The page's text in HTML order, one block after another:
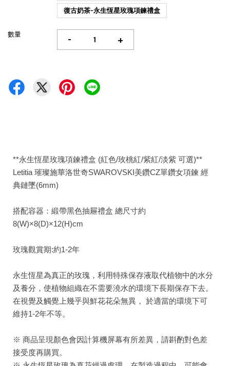
復古奶茶-永生恆星玫瑰項鍊禮盒
數量 - +
**永生恆星玫瑰項鍊禮盒 (紅色/玫桃紅/紫紅/淡紫 可選)**
Letitia 璀璨施華洛世奇SWAROVSKI美鑽CZ單鑽女項鍊 經
典鏈墜(6mm)
搭配容器：緞帶黑色抽屜禮盒 總尺寸約
8(W)×8(D)×12(H)cm
玫瑰觀賞期:約1-2年
永生恆星為真正的玫瑰，利用特殊保存液取代植物中的水分
及養分，使植物組織在不需要澆水的環境下長期保存下去。
在視覺及觸覺上幾乎與鮮花花朵無異， 於適當的環境下可
維持1-2年不等。
※ 商品呈現顏色會因計算機屏幕有所差異，請斟酌對色差
接受度再購買。